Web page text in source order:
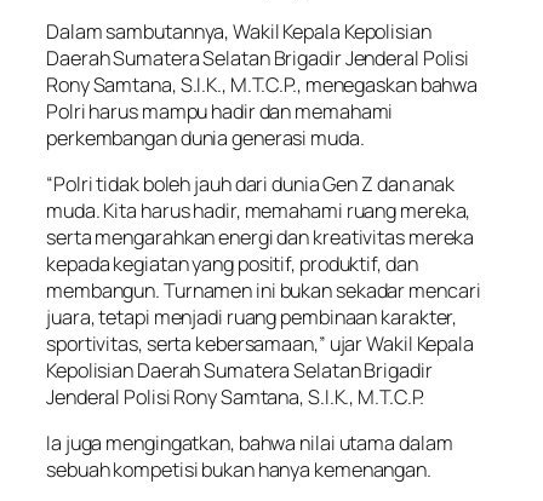
Dalam sambutannya, Wakil Kepala Kepolisian
Daerah Sumatera Selatan Brigadir Jenderal Polisi
Rony Samtana, S.I.K., M.T.C.P., menegaskan bahwa
Polri harus mampu hadir dan memahami
perkembangan dunia generasi muda.
“Polri tidak boleh jauh dari dunia Gen Z dan anak
muda. Kita harus hadir, memahami ruang mereka,
serta mengarahkan energi dan kreativitas mereka
kepada kegiatan yang positif, produktif, dan
membangun. Turnamen ini bukan sekadar mencari
juara, tetapi menjadi ruang pembinaan karakter,
sportivitas, serta kebersamaan,” ujar Wakil Kepala
Kepolisian Daerah Sumatera Selatan Brigadir
Jenderal Polisi Rony Samtana, S.I.K., M.T.C.P.
Ia juga mengingatkan, bahwa nilai utama dalam
sebuah kompetisi bukan hanya kemenangan.